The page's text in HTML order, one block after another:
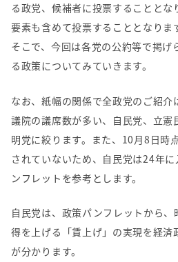
る政党、候補者に投票することとな
要素も含めて投票することとなりま
そこで、今回は各党の公約等で掲げ
る政策についてみていきます。
なお、紙幅の関係で全政党のご紹
議院の議席数が多い、自民党、立憲
明党に絞ります。また、 10 月8 日時
されていないため、自民党は24年
ンフレットを参考とします。
自民党は、政策パンフレットから
得を上げる「賃上げ」の実現を経済
が分かります。